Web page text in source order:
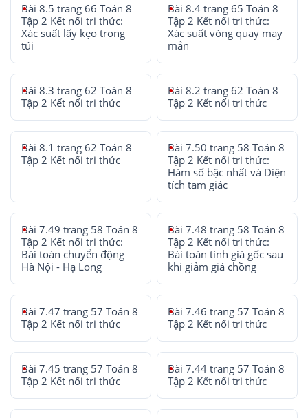
Bài 8.5 trang 66 Toán 8
Tập 2 Kết nối tri thức:
Xác suất lấy kẹo trong
túi
Bài 8.4 trang 65 Toán 8
Tập 2 Kết nối tri thức:
Xác suất vòng quay may
mắn
Bài 8.3 trang 62 Toán 8
Tập 2 Kết nối tri thức
Bài 8.2 trang 62 Toán 8
Tập 2 Kết nối tri thức
Bài 8.1 trang 62 Toán 8
Tập 2 Kết nối tri thức
Bài 7.50 trang 58 Toán 8
Tập 2 Kết nối tri thức:
Hàm số bậc nhất và Diện
tích tam giác
Bài 7.49 trang 58 Toán 8
Tập 2 Kết nối tri thức:
Bài toán chuyển động
Hà Nội - Hạ Long
Bài 7.48 trang 58 Toán 8
Tập 2 Kết nối tri thức:
Bài toán tính giá gốc sau
khi giảm giá chồng
Bài 7.47 trang 57 Toán 8
Tập 2 Kết nối tri thức
Bài 7.46 trang 57 Toán 8
Tập 2 Kết nối tri thức
Bài 7.45 trang 57 Toán 8
Tập 2 Kết nối tri thức
Bài 7.44 trang 57 Toán 8
Tập 2 Kết nối tri thức